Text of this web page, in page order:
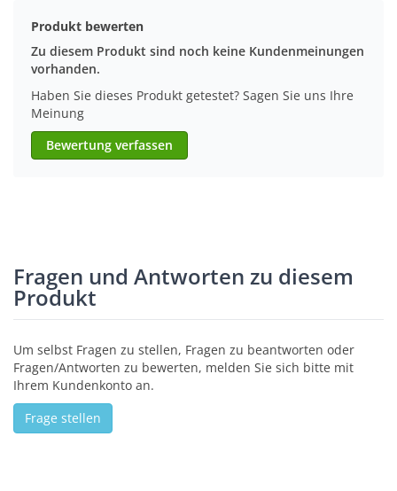
Produkt bewerten
Zu diesem Produkt sind noch keine Kundenmeinungen
vorhanden.
Haben Sie dieses Produkt getestet? Sagen Sie uns Ihre
Meinung
Bewertung verfassen
Fragen und Antworten zu diesem
Produkt
Um selbst Fragen zu stellen, Fragen zu beantworten oder
Fragen/Antworten zu bewerten, melden Sie sich bitte mit
Ihrem Kundenkonto an.
Frage stellen